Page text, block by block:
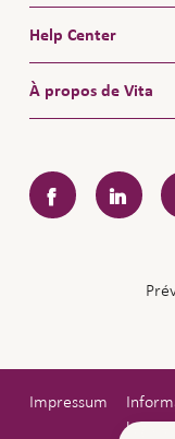
Help Center
À propos de Vita
FacebookLinkedIn
Impressum